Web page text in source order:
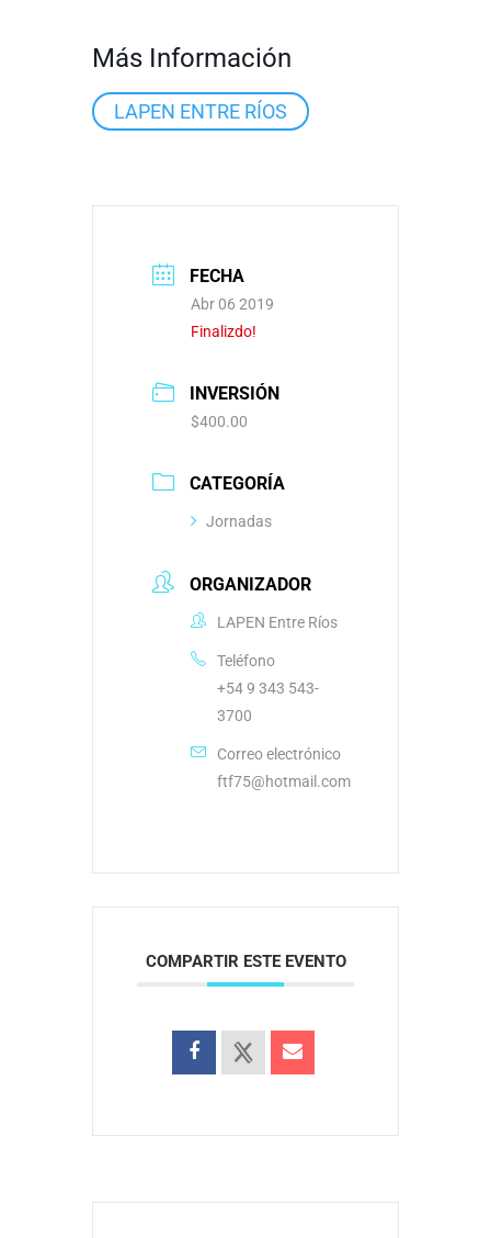
Más Información
LAPEN ENTRE RÍOS
FECHA
Abr 06 2019
Finalizdo!
INVERSIÓN
$400.00
CATEGORÍA
Jornadas
ORGANIZADOR
LAPEN Entre Ríos
Teléfono
+54 9 343 543-
3700
Correo electrónico
ftf75@hotmail.com
COMPARTIR ESTE EVENTO